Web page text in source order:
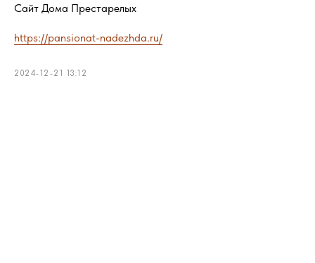
Сайт Дома Престарелых
https://pansionat-nadezhda.ru/
2024-12-21 13:12